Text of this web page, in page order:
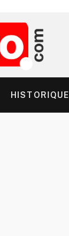
HISTORIQUE